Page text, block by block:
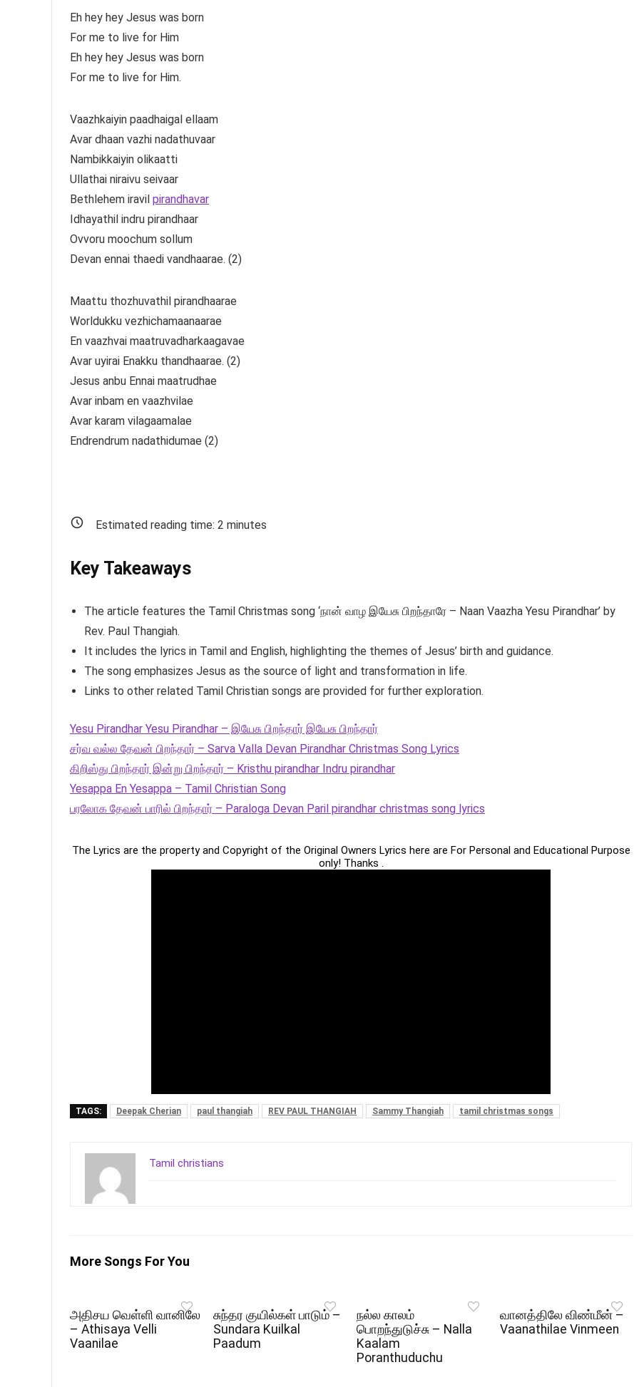
Eh hey hey Jesus was born
For me to live for Him
Eh hey hey Jesus was born
For me to live for Him.
Vaazhkaiyin paadhaigal ellaam
Avar dhaan vazhi nadathuvaar
Nambikkaiyin olikaatti
Ullathai niraivu seivaar
Bethlehem iravil pirandhavar
Idhayathil indru pirandhaar
Ovvoru moochum sollum
Devan ennai thaedi vandhaarae. (2)
Maattu thozhuvathil pirandhaarae
Worldukku vezhichamaanaarae
En vaazhvai maatruvadharkaagavae
Avar uyirai Enakku thandhaarae. (2)
Jesus anbu Ennai maatrudhae
Avar inbam en vaazhvilae
Avar karam vilagaamalae
Endrendrum nadathidumae (2)
Estimated reading time: 2 minutes
Key Takeaways
The article features the Tamil Christmas song ‘நான் வாழ இயேசு பிறந்தாரே – Naan Vaazha Yesu Pirandhar’ by
Rev. Paul Thangiah.
It includes the lyrics in Tamil and English, highlighting the themes of Jesus’ birth and guidance.
The song emphasizes Jesus as the source of light and transformation in life.
Links to other related Tamil Christian songs are provided for further exploration.
Yesu Pirandhar Yesu Pirandhar – இயேசு பிறந்தார் இயேசு பிறந்தார்
சர்வ வல்ல தேவன் பிறந்தார் – Sarva Valla Devan Pirandhar Christmas Song Lyrics
கிறிஸ்து பிறந்தார் இன்று பிறந்தார் – Kristhu pirandhar Indru pirandhar
Yesappa En Yesappa – Tamil Christian Song
பரலோக தேவன் பாரில் பிறந்தார் – Paraloga Devan Paril pirandhar christmas song lyrics
The Lyrics are the property and Copyright of the Original Owners Lyrics here are For Personal and Educational Purpose
only! Thanks .
TAGS: Deepak Cherian paul thangiah REV PAUL THANGIAH Sammy Thangiah tamil christmas songs
Tamil christians
More Songs For You
அதிசய வெள்ளி வானிலே
– Athisaya Velli
Vaanilae
சுந்தர குயில்கள் பாடும் –
Sundara Kuilkal
Paadum
நல்ல காலம்
பொறந்துடுச்சு – Nalla
Kaalam
Poranthuduchu
வானத்திலே விண்மீன் –
Vaanathilae Vinmeen